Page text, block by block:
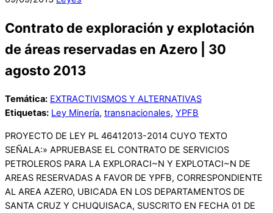
Contrato de exploración y explotación
de áreas reservadas en Azero | 30
agosto 2013
Temática: EXTRACTIVISMOS Y ALTERNATIVAS
Etiquetas: Ley Minería, transnacionales, YPFB
PROYECTO DE LEY PL 46412013-2014 CUYO TEXTO
SEÑALA:» APRUEBASE EL CONTRATO DE SERVICIOS
PETROLEROS PARA LA EXPLORACI~N Y EXPLOTACI~N DE
AREAS RESERVADAS A FAVOR DE YPFB, CORRESPONDIENTE
AL AREA AZERO, UBICADA EN LOS DEPARTAMENTOS DE
SANTA CRUZ Y CHUQUISACA, SUSCRITO EN FECHA 01 DE